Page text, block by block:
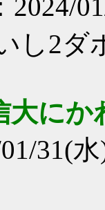
2024/
し2ダ
大に
01/31(